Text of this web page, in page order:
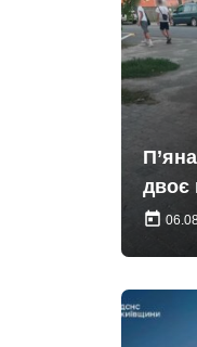
двоє
today